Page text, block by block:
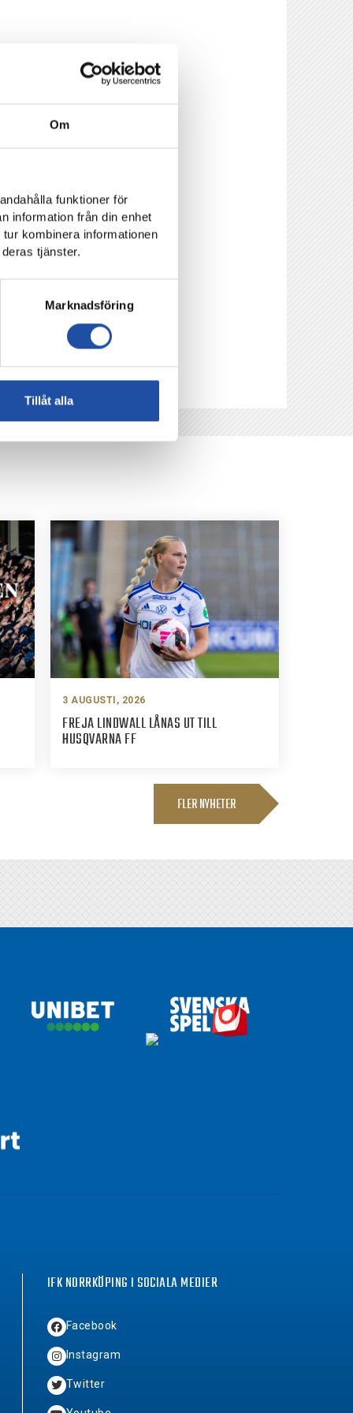
Om
funktioner för
information från din enhet
kombinera informationen
tjänster.
Marknadsföring
Tillåt alla
3 AUGUSTI, 2026
FREJA LINDWALL LÅNAS UT TILL
HUSQVARNA FF
FLER NYHETER
IFK NORRKÖPING I SOCIALA MEDIER
Facebook
Instagram
Twitter